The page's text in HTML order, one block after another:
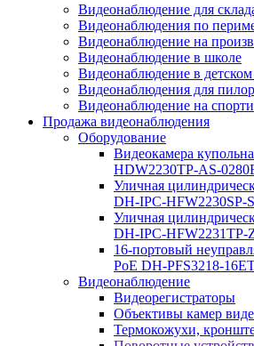
Видеонаблюдение для
Видеонаблюдения по
Видеонаблюдение на
Видеонаблюдение в школе
Видеонаблюдение в детском
Видеонаблюдения для
Видеонаблюдение на
Продажа видеонаблюдения
Оборудование
Видеокамера
HDW2230TP-AS-
Уличная
DH-IPC-HFW2230SP-
Уличная
DH-IPC-HFW2231TP-
16-портовый
РоЕ DH-PFS3218-
Видеонаблюдение
Видеорегистраторы
Объективы камер
Термокожухи,